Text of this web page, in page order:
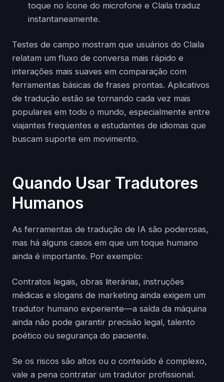
toque no ícone do microfone e Claila traduz
instantaneamente.
Testes de campo mostram que usuários do Claila
relatam um fluxo de conversa mais rápido e
interações mais suaves em comparação com
ferramentas básicas de frases prontas. Aplicativos
de tradução estão se tornando cada vez mais
populares em todo o mundo, especialmente entre
viajantes frequentes e estudantes de idiomas que
buscam suporte em movimento.
Quando Usar Tradutores
Humanos
As ferramentas de tradução de IA são poderosas,
mas há alguns casos em que um toque humano
ainda é importante. Por exemplo:
Contratos legais, obras literárias, instruções
médicas e slogans de marketing ainda exigem um
tradutor humano experiente—a saída da máquina
ainda não pode garantir precisão legal, talento
poético ou segurança do paciente.
Se os riscos são altos ou o conteúdo é complexo,
vale a pena contratar um tradutor profissional.